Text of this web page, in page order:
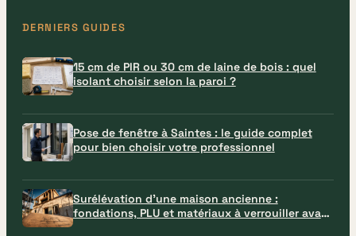
DERNIERS GUIDES
15 cm de PIR ou 30 cm de laine de bois : quel
isolant choisir selon la paroi ?
Pose de fenêtre à Saintes : le guide complet
pour bien choisir votre professionnel
Surélévation d’une maison ancienne :
fondations, PLU et matériaux à verrouiller avant
le chantier